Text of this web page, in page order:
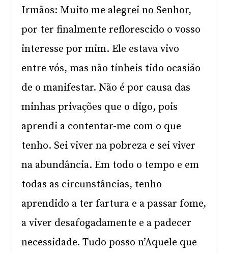
Irmãos: Muito me alegrei no Senhor,
por ter finalmente reflorescido o vosso
interesse por mim. Ele estava vivo
entre vós, mas não tínheis tido ocasião
de o manifestar. Não é por causa das
minhas privações que o digo, pois
aprendi a contentar-me com o que
tenho. Sei viver na pobreza e sei viver
na abundância. Em todo o tempo e em
todas as circunstâncias, tenho
aprendido a ter fartura e a passar fome,
a viver desafogadamente e a padecer
necessidade. Tudo posso n’Aquele que